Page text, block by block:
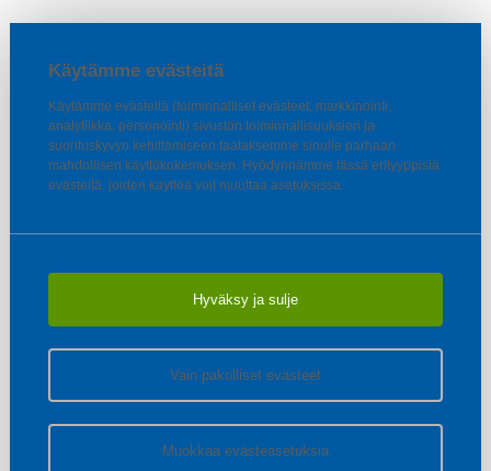
Käytämme evästeitä
Käytämme evästeitä (toiminnalliset evästeet, markkinointi,
analytiikka, personointi) sivuston toiminnallisuuksien ja
suorituskyvyn kehittämiseen taataksemme sinulle parhaan
mahdollisen käyttökokemuksen. Hyödynnämme tässä erityyppisiä
evästeitä, joiden käyttöä voit muuttaa asetuksissa.
Hyväksy ja sulje
Vain pakolliset evästeet
Muokkaa evästeasetuksia